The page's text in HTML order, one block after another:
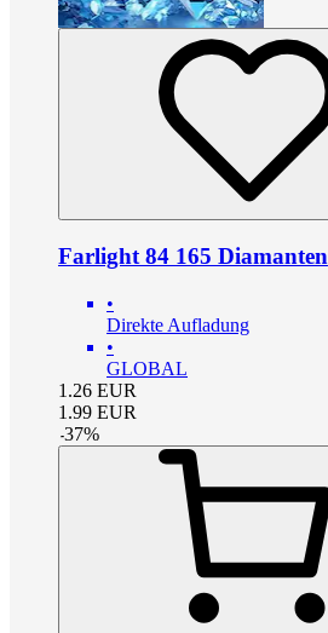
Farlight 84 165 Diamanten
•
Direkte Aufladung
•
GLOBAL
1.26 EUR
1.99 EUR
-37%